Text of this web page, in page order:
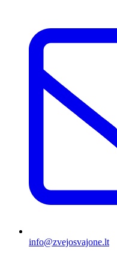
info@zvejosvajone.lt